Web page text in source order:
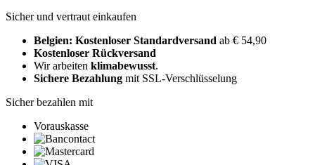
Sicher und vertraut einkaufen
Belgien: Kostenloser Standardversand ab € 54,90
Kostenloser Rückversand
Wir arbeiten klimabewusst.
Sichere Bezahlung mit SSL-Verschlüsselung
Sicher bezahlen mit
Vorauskasse